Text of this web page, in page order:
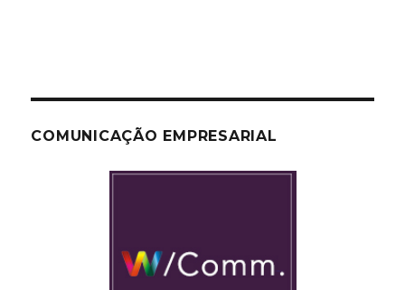
COMUNICAÇÃO EMPRESARIAL